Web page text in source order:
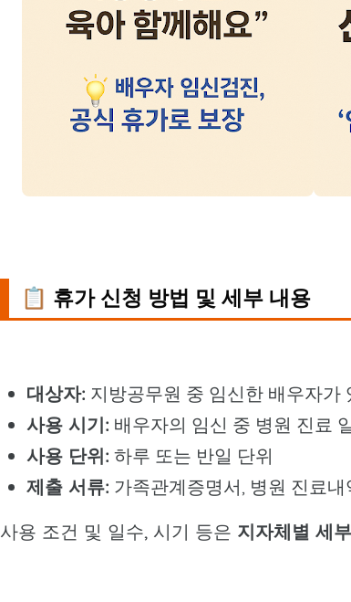
📋 휴가 신청 방법 및 세부 내용
대상자: 지방공무원 중 임신한 배우자가
사용 시기: 배우자의 임신 중 병원 진료
사용 단위: 하루 또는 반일 단위
제출 서류: 가족관계증명서, 병원 진료
사용 조건 및 일수, 시기 등은 지자체별 세